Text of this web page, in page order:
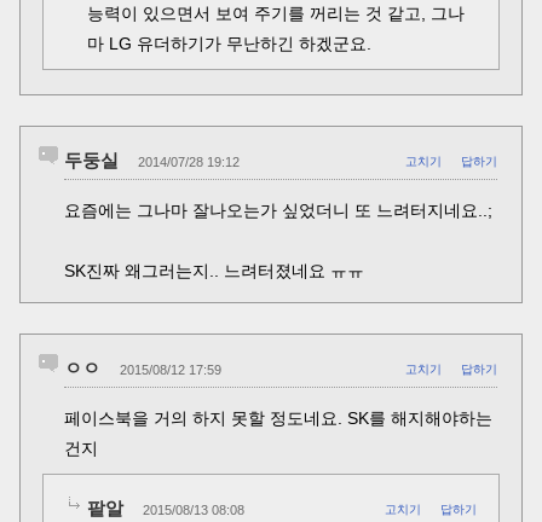
능력이 있으면서 보여 주기를 꺼리는 것 같고, 그나
마 LG 유더하기가 무난하긴 하겠군요.
두둥실 2014/07/28 19:12 고치기 답하기
요즘에는 그나마 잘나오는가 싶었더니 또 느려터지네요..;
SK진짜 왜그러는지.. 느려터졌네요 ㅠㅠ
ㅇㅇ 2015/08/12 17:59 고치기 답하기
페이스북을 거의 하지 못할 정도네요. SK를 해지해야하는
건지
팥알 2015/08/13 08:08 고치기 답하기